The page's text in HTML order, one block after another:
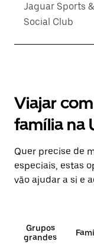
Jaguar Sports &
Social Club
Viajar
família na
Quer precise de
especiais, estas
vão ajudar a si e
Grupos
grandes